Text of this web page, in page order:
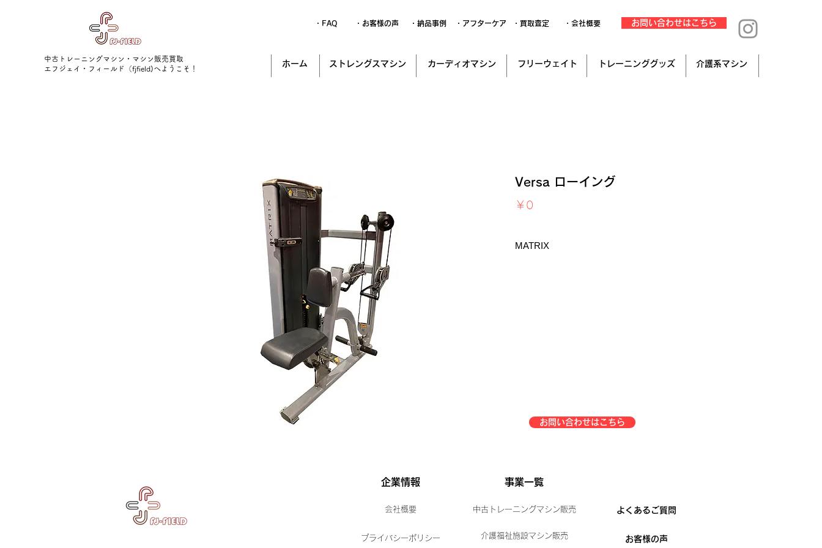
中古トレーニングマシン・マシン販売買取
​エフジェイ・フィールド（fjfield)へようこそ！
・FAQ ・お客様の声 ・納品事例 ・アフターケア ・買取査定 ・会社概要 お問い合わせはこちら
ホーム ストレングスマシン カーディオマシン フリーウェイト トレーニンググッズ 介護系マシン
Versa ローイング
￥0
MATRIX
お問い合わせはこちら
企業情報 事業一覧
会社概要 中古トレーニングマシン販売 よくあるご質問
プライバシーポリシー 介護福祉施設マシン販売 お客様の声